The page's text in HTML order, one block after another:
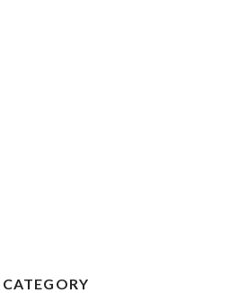
CATEGORY